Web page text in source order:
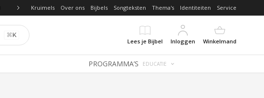
Kruimels Over ons Bijbels Songteksten Thema's Identiteiten Service
⌘K
Lees je Bijbel
Inloggen Winkelmand
PROGRAMMA’S EDUCATIE